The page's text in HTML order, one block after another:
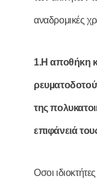
αναδρομικές
1.Η αποθήκη
της
επιφάνειά
Οσοι